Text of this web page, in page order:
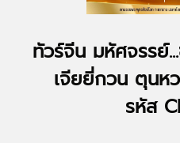
ทัวร์จีน มหัศจรรย์
เจียยี่กวน ตุนห
รหัส